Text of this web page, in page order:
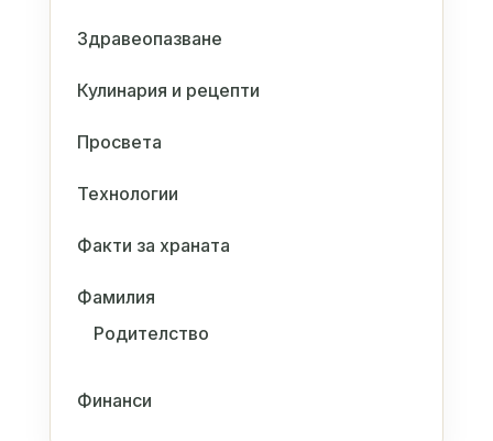
Здравеопазване
Кулинария и рецепти
Просвета
Технологии
Факти за храната
Фамилия
Родителство
Финанси